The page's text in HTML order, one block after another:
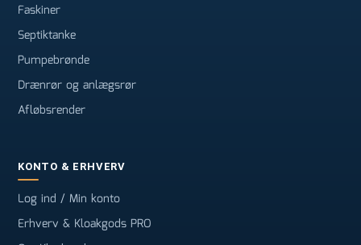
Faskiner
Septiktanke
Pumpebrønde
Drænrør og anlægsrør
Afløbsrender
KONTO & ERHVERV
Log ind / Min konto
Erhverv & Kloakgods PRO